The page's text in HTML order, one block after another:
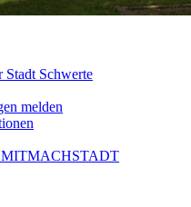
Stadt Schwerte
melden